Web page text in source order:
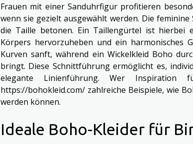
Frauen mit einer Sanduhrfigur profitieren
wenn sie gezielt ausgewählt werden. Die
die Taille betonen. Ein Taillengürtel ist hierbei
Körpers hervorzuheben und ein harmonisches
Kurven sanft, während ein Wickelkleid Boho
bringt. Diese Schnittführung ermöglicht es,
elegante Linienführung. Wer Inspiration
https://bohokleid.com/ zahlreiche Beispiele, wie
werden können.
Ideale Boho-Kleider für